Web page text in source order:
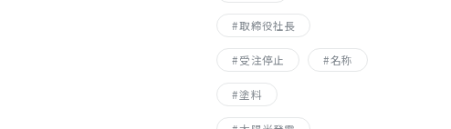
取締役社長
受注停止 名称
塗料